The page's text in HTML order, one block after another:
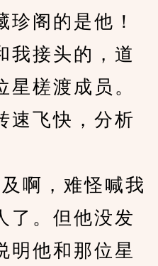
阁的是他！
接头的，道
槎渡成员。
飞快，分析
啊，难怪喊我
了。但他没发
明他和那位星